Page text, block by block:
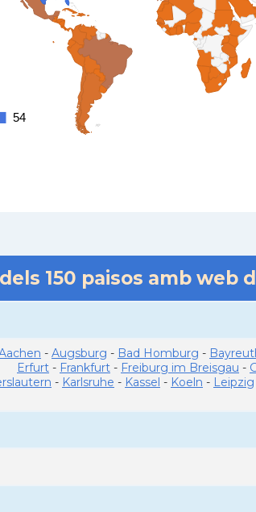
54
54
150 paisos amb web
- Augsburg - Bad Homburg -
Erfurt - Frankfurt - Freiburg im Breisgau -
- Karlsruhe - Kassel - Koeln - Leipzig